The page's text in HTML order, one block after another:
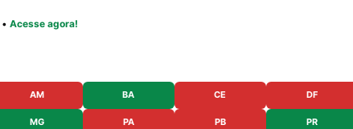
• Acesse agora!
AM BA CE DF
MG PA PB PR